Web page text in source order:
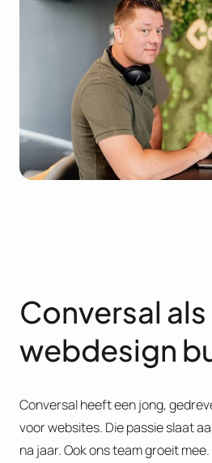
Conversal als
webdesign
Conversal heeft een jong,
voor websites. Die passie slaat
na jaar. Ook ons team groeit